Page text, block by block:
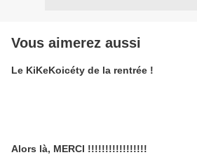
Vous aimerez aussi
Le KiKeKoicéty de la rentrée !
Alors là, MERCI !!!!!!!!!!!!!!!!!